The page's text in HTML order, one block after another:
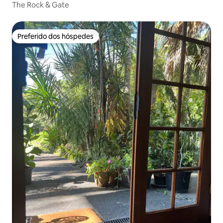
The Rock & Gate
Preferido dos hóspedes
Preferido dos hóspedes